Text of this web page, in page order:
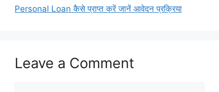
Personal Loan कैसे प्राप्त करें जानें आवेदन प्रक्रिया
Leave a Comment